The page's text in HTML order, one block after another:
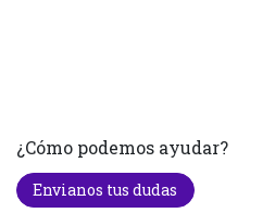
¿Cómo podemos ayudar?
Envianos tus dudas